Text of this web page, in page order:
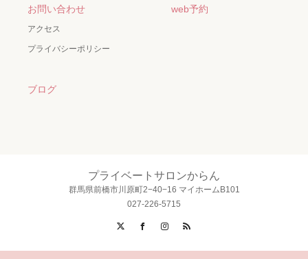
お問い合わせ
アクセス
プライバシーポリシー
web予約
ブログ
プライベートサロンからん
群馬県前橋市川原町2−40−16 マイホームB101
027-226-5715
FacebookInstagram